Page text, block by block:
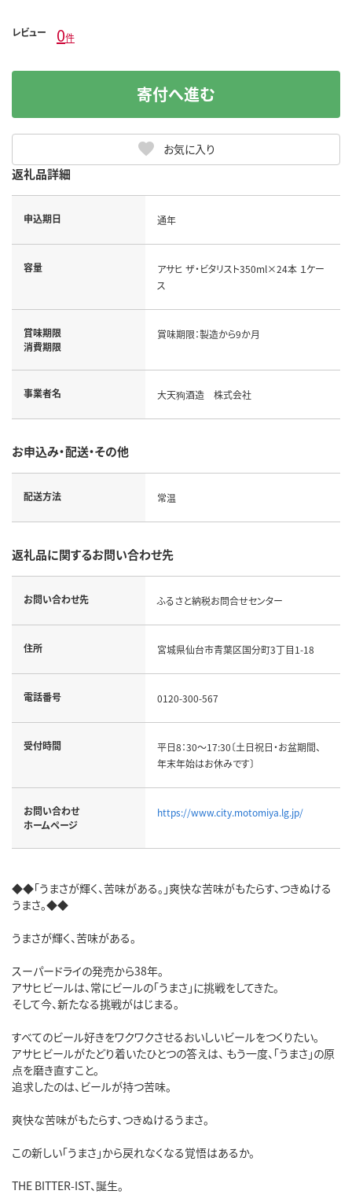
レビュー 0件
お気に入り
寄付へ進む
返礼品詳細
申込期日 通年
容量
アサヒ ザ・ビタリスト350ml×24本 １ケー
ス
賞味期限
消費期限
賞味期限：製造から9か月
事業者名 大天狗酒造 株式会社
お申込み・配送・その他
配送方法 常温
返礼品に関するお問い合わせ先
お問い合わせ先 ふるさと納税お問合せセンター
住所 宮城県仙台市青葉区国分町3丁目1-18
電話番号 0120-300-567
受付時間
平日8：30～17:30〔土日祝日・お盆期間、
年末年始はお休みです〕
お問い合わせ
ホームページ
https://www.city.motomiya.lg.jp/
◆◆「うまさが輝く、苦味がある。」爽快な苦味がもたらす、つきぬける
うまさ。◆◆
うまさが輝く、苦味がある。
スーパードライの発売から38年。
アサヒビールは、常にビールの「うまさ」に挑戦をしてきた。
そして今、新たなる挑戦がはじまる。
すべてのビール好きをワクワクさせるおいしいビールをつくりたい。
アサヒビールがたどり着いたひとつの答えは、 もう一度、「うまさ」の原
点を磨き直すこと。
追求したのは、ビールが持つ苦味。
爽快な苦味がもたらす、つきぬけるうまさ。
この新しい「うまさ」から戻れなくなる覚悟はあるか。
THE BITTER-IST、誕生。